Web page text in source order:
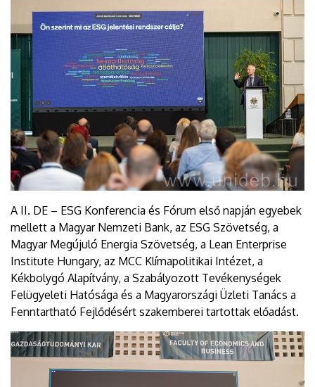
A II. DE – ESG Konferencia és Fórum első napján egyebek
mellett a Magyar Nemzeti Bank, az ESG Szövetség, a
Magyar Megújuló Energia Szövetség, a Lean Enterprise
Institute Hungary, az MCC Klímapolitikai Intézet, a
Kékbolygó Alapítvány, a Szabályozott Tevékenységek
Felügyeleti Hatósága és a Magyarországi Üzleti Tanács a
Fenntartható Fejlődésért szakemberei tartottak előadást.